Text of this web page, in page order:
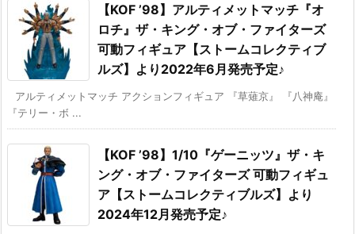
【KOF ’98】アルティメットマッチ『オ
ロチ』ザ・キング・オブ・ファイターズ
可動フィギュア【ストームコレクティブ
ルズ】より2022年6月発売予定♪
アルティメットマッチ アクションフィギュア 『草薙京』 『八神庵』
『テリー・ボ ...
【KOF ’98】1/10『ゲーニッツ』ザ・キ
ング・オブ・ファイターズ 可動フィギュ
ア【ストームコレクティブルズ】より
2024年12月発売予定♪